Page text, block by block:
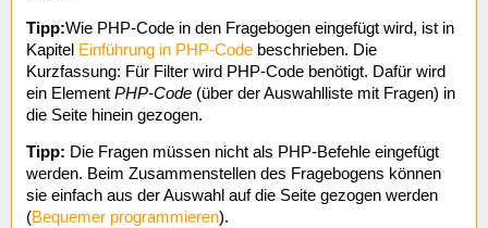
Tipp:Wie PHP-Code in den Fragebogen eingefügt wird, ist in
Kapitel Einführung in PHP-Code beschrieben. Die
Kurzfassung: Für Filter wird PHP-Code benötigt. Dafür wird
ein Element PHP-Code (über der Auswahlliste mit Fragen) in
die Seite hinein gezogen.
Tipp: Die Fragen müssen nicht als PHP-Befehle eingefügt
werden. Beim Zusammenstellen des Fragebogens können
sie einfach aus der Auswahl auf die Seite gezogen werden
(Bequemer programmieren).